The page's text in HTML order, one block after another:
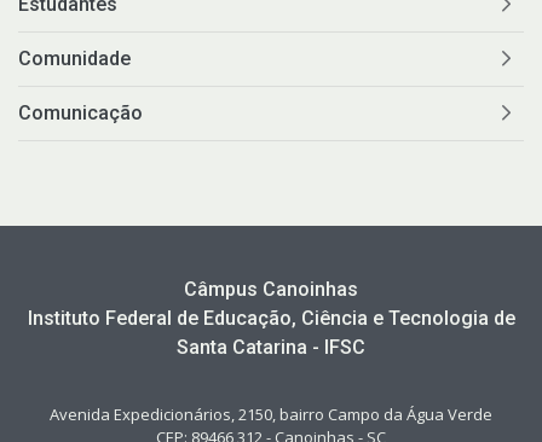
Comunidade
Comunicação
Câmpus Canoinhas
Instituto Federal de Educação, Ciência e Tecnologia de
Santa Catarina - IFSC
Avenida Expedicionários, 2150, bairro Campo da Água Verde
CEP: 89466 312 - Canoinhas - SC